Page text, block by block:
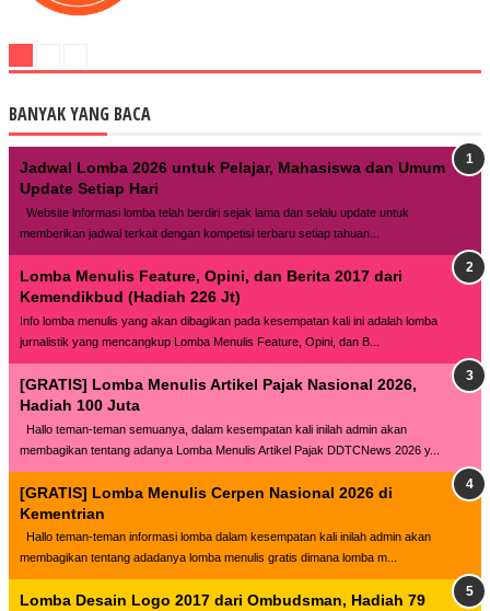
BANYAK YANG BACA
Jadwal Lomba 2026 untuk Pelajar, Mahasiswa dan Umum
Update Setiap Hari
Website lnformasi lomba telah berdiri sejak lama dan selalu update untuk
memberikan jadwal terkait dengan kompetisi terbaru setiap tahuan...
Lomba Menulis Feature, Opini, dan Berita 2017 dari
Kemendikbud (Hadiah 226 Jt)
Info lomba menulis yang akan dibagikan pada kesempatan kali ini adalah lomba
jurnalistik yang mencangkup Lomba Menulis Feature, Opini, dan B...
[GRATIS] Lomba Menulis Artikel Pajak Nasional 2026,
Hadiah 100 Juta
Hallo teman-teman semuanya, dalam kesempatan kali inilah admin akan
membagikan tentang adanya Lomba Menulis Artikel Pajak DDTCNews 2026 y...
[GRATIS] Lomba Menulis Cerpen Nasional 2026 di
Kementrian
Hallo teman-teman informasi lomba dalam kesempatan kali inilah admin akan
membagikan tentang adadanya lomba menulis gratis dimana lomba m...
Lomba Desain Logo 2017 dari Ombudsman, Hadiah 79